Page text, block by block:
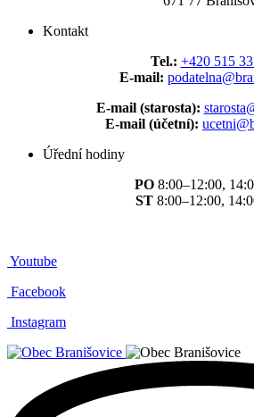
Kontakt
Tel.: +420 515
E-mail:
E-mail (starosta):
E-mail (účetní):
Úřední hodiny
PO 8:00–12:00,
ST 8:00–12:00,
Youtube
Facebook
Instagram